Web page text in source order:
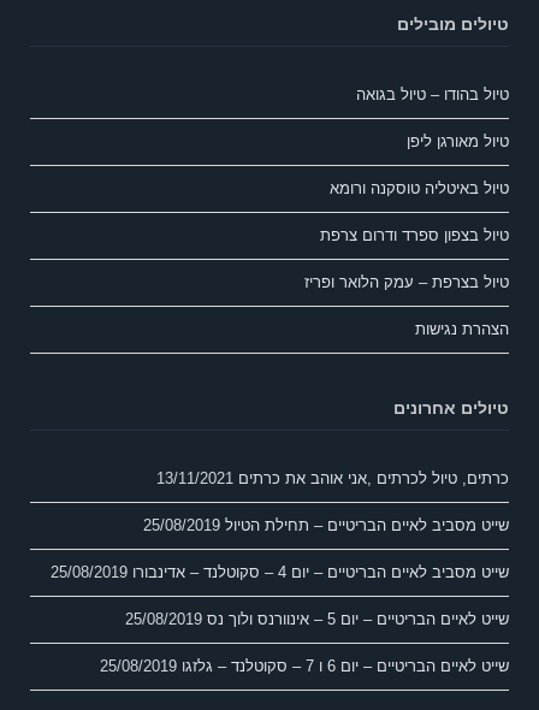
טיולים מובילים
טיול בהודו – טיול בגואה
טיול מאורגן ליפן
טיול באיטליה טוסקנה ורומא
טיול בצפון ספרד ודרום צרפת
טיול בצרפת – עמק הלואר ופריז
הצהרת נגישות
טיולים אחרונים
כרתים, טיול לכרתים ,אני אוהב את כרתים 13/11/2021
שייט מסביב לאיים הבריטיים – תחילת הטיול 25/08/2019
שייט מסביב לאיים הבריטיים – יום 4 – סקוטלנד – אדינבורו 25/08/2019
שייט לאיים הבריטיים – יום 5 – אינוורנס ולוך נס 25/08/2019
שייט לאיים הבריטיים – יום 6 ו 7 – סקוטלנד – גלזגו 25/08/2019